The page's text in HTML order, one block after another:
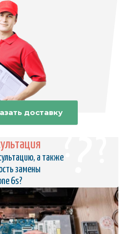
доставку
а также
замены
6s?